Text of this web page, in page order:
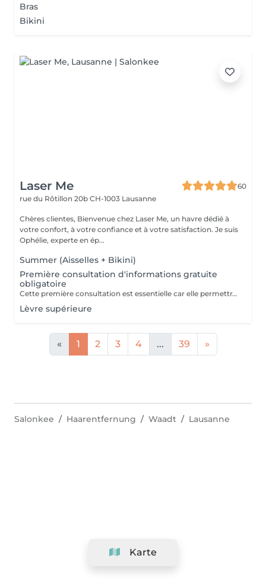
Bras
Bikini
Laser Me
60
rue du Rôtillon 20b CH-1003 Lausanne
Chères clientes, Bienvenue chez Laser Me, un havre dédié à
votre confort, à votre confiance et à votre satisfaction. Je suis
Ophélie, experte en ép...
Summer (Aisselles + Bikini)
Première consultation d'informations gratuite
obligatoire
Cette première consultation est essentielle car elle permettra d'échanger sur vos besoins et vos attentes, de répondre à toutes vos questions, de mettre un plan de traitement en place et de faire un test sur la zone à traiter.
Lèvre supérieure
« 1 2 3 4 ... 39 »
Karte
Salonkee Haarentfernung Waadt Lausanne